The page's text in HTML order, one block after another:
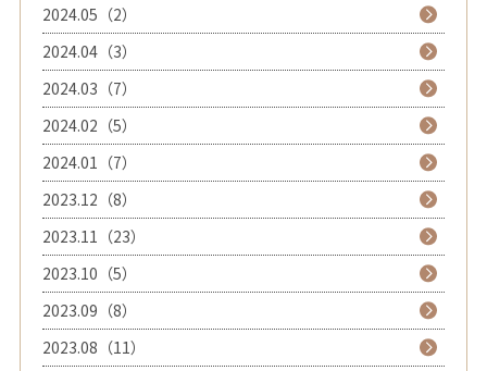
2024.05（2）
2024.04（3）
2024.03（7）
2024.02（5）
2024.01（7）
2023.12（8）
2023.11（23）
2023.10（5）
2023.09（8）
2023.08（11）